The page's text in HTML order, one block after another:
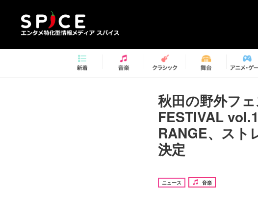
秋田の野外フ
FESTIVAL
RANGE、スト
決定
ニュース 音楽